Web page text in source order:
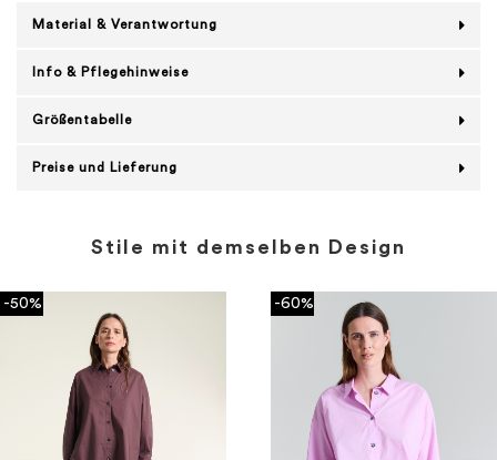
Material & Verantwortung
Info & Pflegehinweise
Größentabelle
Preise und Lieferung
Stile mit demselben Design
-50% -60%